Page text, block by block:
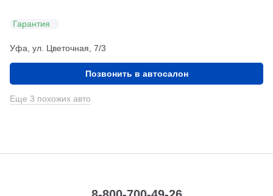
Гарантия
Уфа, ул. Цветочная, 7/3
Позвонить в автосалон
Еще 3 похожих авто